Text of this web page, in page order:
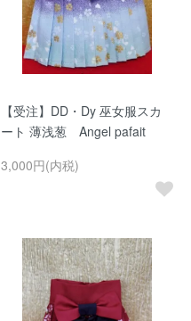
【受注】DD・Dy 巫女服スカ
ート 薄浅葱 Angel pafait
3,000円(内税)